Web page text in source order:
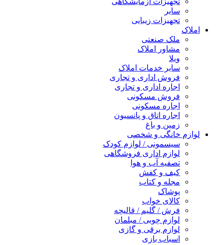
سایر
تجهیزات زیبایی
املاک
ملک صنعتی
مشاور املاک
ویلا
سایر خدمات املاک
فروش اداری و تجاری
اجاره اداری و تجاری
فروش مسکونی
اجاره مسکونی
اجاره اتاق و پانسیون
زمین و باغ
لوازم خانگی و شخصی
سیسمونی / لوازم کودک
لوازم اداری فروشگاهی
تصفیه آب و هوا
کیف و کفش
مجله و کتاب
پوشاک
کالای خواب
فرش / گلیم / قالیچه
لوازم چوبی / مبلمان
لوازم برقی و گازی
اسباب بازی